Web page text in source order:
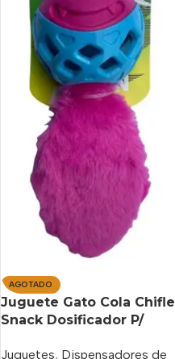
AGOTADO
Juguete Gato Cola Chifle
Snack Dosificador P/
Juguetes, Dispensadores de